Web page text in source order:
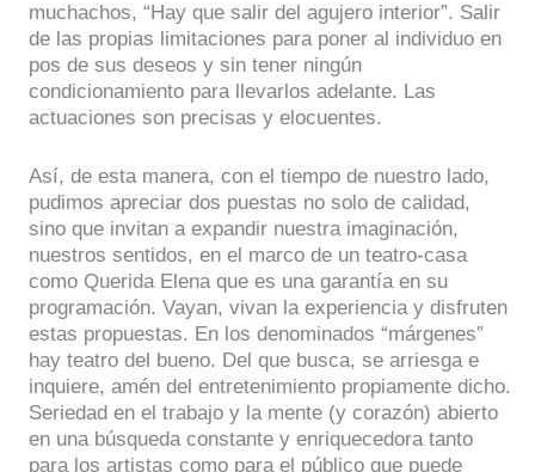
muchachos, “Hay que salir del agujero interior”. Salir
de las propias limitaciones para poner al individuo en
pos de sus deseos y sin tener ningún
condicionamiento para llevarlos adelante. Las
actuaciones son precisas y elocuentes.
Así, de esta manera, con el tiempo de nuestro lado,
pudimos apreciar dos puestas no solo de calidad,
sino que invitan a expandir nuestra imaginación,
nuestros sentidos, en el marco de un teatro-casa
como Querida Elena que es una garantía en su
programación. Vayan, vivan la experiencia y disfruten
estas propuestas. En los denominados “márgenes”
hay teatro del bueno. Del que busca, se arriesga e
inquiere, amén del entretenimiento propiamente dicho.
Seriedad en el trabajo y la mente (y corazón) abierto
en una búsqueda constante y enriquecedora tanto
para los artistas como para el público que puede